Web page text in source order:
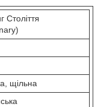
Століття
щільна